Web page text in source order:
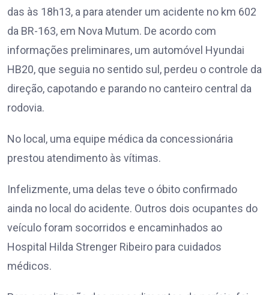
das às 18h13, a para atender um acidente no km 602
da BR-163, em Nova Mutum. De acordo com
informações preliminares, um automóvel Hyundai
HB20, que seguia no sentido sul, perdeu o controle da
direção, capotando e parando no canteiro central da
rodovia.
No local, uma equipe médica da concessionária
prestou atendimento às vítimas.
Infelizmente, uma delas teve o óbito confirmado
ainda no local do acidente. Outros dois ocupantes do
veículo foram socorridos e encaminhados ao
Hospital Hilda Strenger Ribeiro para cuidados
médicos.